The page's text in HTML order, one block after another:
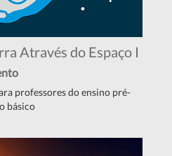
Através do Espaço I
professores do ensino pré-
básico